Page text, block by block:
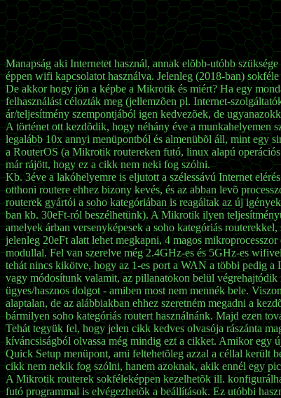
Manapság aki Internetet használ, annak elõbb-utóbb
éppen wifi kapcsolatot használva. Jelenleg (2018-ban)
De akkor hogy jön a képbe a Mikrotik és miért? Ha egy
felhasználást célozták meg (jellemzõen pl. Internet-
ár/teljesítmény szempontjából igen kedvezõek, de
A történet ott kezdõdik, hogy néhány éve a
legalább 10x annyi menüpontból és almenübõl áll, mint egy
a RouterOS (a Mikrotik routereken futó, linux alapú
már rájött, hogy ez a cikk nem neki fog szólni.
Kb. 3éve a lakóhelyemre is eljutott a szélessávú Internet
otthoni routere ehhez bizony kevés, és az abban levõ
routerek gyártói a soho kategóriában is reagáltak az új
ban kb. 30eFt-ról beszélhetünk). A Mikrotik ilyen
amelyek árban versenyképesek a soho kategóriás
jelenleg 20eFt alatt lehet megkapni, 4 magos
modullal. Fel van szerelve még 2.4GHz-es és 5GHz-es
tehát nincs kikötve, hogy az 1-es port a WAN a többi pedig
vagy módosítunk valamit, az pillanatokon belül
ügyes/hasznos dolgot - amiben most nem mennék bele.
alaptalan, de az alábbiakban ehhez szeretném megadni a
bármilyen soho kategóriás routert használnánk. Majd ezen
Tehát tegyük fel, hogy jelen cikk kedves olvasója rászánta
kíváncsiságból olvassa még mindig ezt a cikket. Amikor egy
Quick Setup menüpont, ami feltehetõleg azzal a céllal került
cikk nem nekik fog szólni, hanem azoknak, akik ennél egy
A Mikrotik routerek sokféleképpen kezelhetõk ill.
futó programmal is elvégezhetõk a beállítások. Ez utóbbi